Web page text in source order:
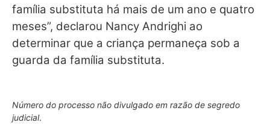
família substituta há mais de um ano e quatro
meses”, declarou Nancy Andrighi ao
determinar que a criança permaneça sob a
guarda da família substituta.
Número do processo não divulgado em razão de segredo
judicial.